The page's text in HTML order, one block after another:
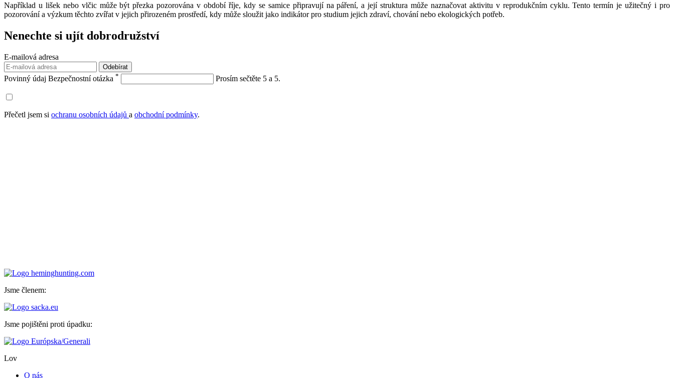
Například u lišek nebo vlčic může být přezka pozorována v období říje, kdy se samice připravují na páření, a její struktura může naznačovat aktivitu v reprodukčním cyklu. Tento termín je užitečný i pro
pozorování a výzkum těchto zvířat v jejich přirozeném prostředí, kdy může sloužit jako indikátor pro studium jejich zdraví, chování nebo ekologických potřeb.
Nenechte si ujít dobrodružství
E-mailová adresa
Odebírat
Povinný údaj Bezpečnostní otázka * Prosím sečtěte 5 a 5.
Přečetl jsem si ochranu osobních údajů a obchodní podmínky.
Jsme členem:
Jsme pojištěni proti úpadku:
Lov
O nás